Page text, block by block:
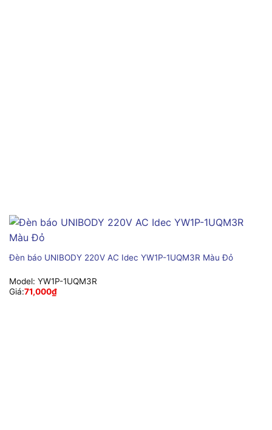
Đèn báo UNIBODY 220V AC Idec YW1P-1UQM3R Màu Đỏ
Model: YW1P-1UQM3R
Giá:71,000₫